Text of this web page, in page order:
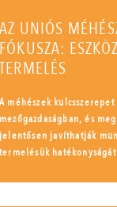
AZ UNIÓS
FÓKUSZA:
TERMELÉS
A méhészek
mezőgazdaságban, és
jelentősen javíthatják
termelésük